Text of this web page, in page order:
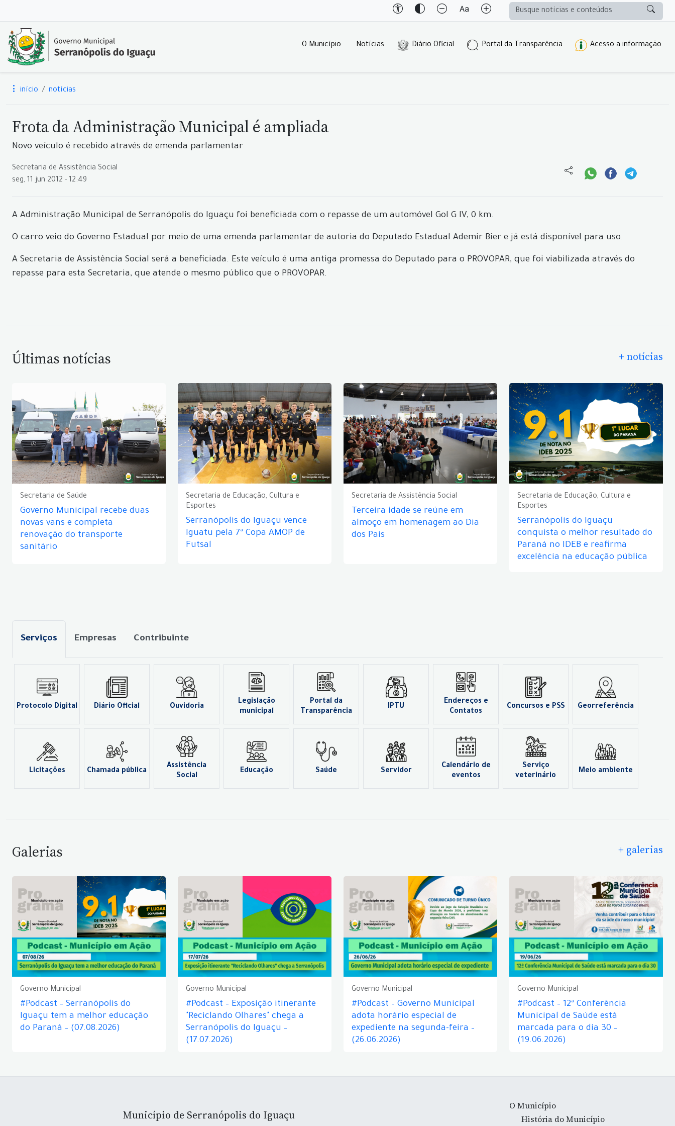
O Município Notícias Diário Oficial Portal da Transparência Acesso a informação
início notícias
Frota da Administração Municipal é ampliada
Novo veículo é recebido através de emenda parlamentar
Secretaria de Assistência Social
seg, 11 jun 2012 - 12:49
A Administração Municipal de Serranópolis do Iguaçu foi beneficiada com o repasse de um automóvel Gol G IV, 0 km.
O carro veio do Governo Estadual por meio de uma emenda parlamentar de autoria do Deputado Estadual Ademir Bier e já está disponível para uso.
A Secretaria de Assistência Social será a beneficiada. Este veículo é uma antiga promessa do Deputado para o PROVOPAR, que foi viabilizada através do
repasse para esta Secretaria, que atende o mesmo público que o PROVOPAR.
Últimas notícias + notícias
Secretaria de Saúde
Governo Municipal recebe duas
novas vans e completa
renovação do transporte
sanitário
Secretaria de Educação, Cultura e
Esportes
Serranópolis do Iguaçu vence
Iguatu pela 7ª Copa AMOP de
Futsal
Secretaria de Assistência Social
Terceira idade se reúne em
almoço em homenagem ao Dia
dos Pais
Secretaria de Educação, Cultura e
Esportes
Serranópolis do Iguaçu
conquista o melhor resultado do
Paraná no IDEB e reafirma
excelência na educação pública
Serviços Empresas Contribuinte
Protocolo Digital Diário Oficial Ouvidoria
Legislação
municipal
Portal da
Transparência
IPTU
Endereços e
Contatos
Concursos e PSS Georreferência
Licitações Chamada pública
Assistência
Social
Educação Saúde Servidor
Calendário de
eventos
Serviço
veterinário
Meio ambiente
Galerias + galerias
Governo Municipal
#Podcast – Serranópolis do
Iguaçu tem a melhor educação
do Paraná – (07.08.2026)
Governo Municipal
#Podcast – Exposição itinerante
"Reciclando Olhares" chega a
Serranópolis do Iguaçu –
(17.07.2026)
Governo Municipal
#Podcast – Governo Municipal
adota horário especial de
expediente na segunda-feira –
(26.06.2026)
Governo Municipal
#Podcast – 12ª Conferência
Municipal de Saúde está
marcada para o dia 30 –
(19.06.2026)
Município de Serranópolis do Iguaçu
O Município
História do Município